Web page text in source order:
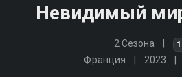
Невидимый
2 Сезона
Франция 2023